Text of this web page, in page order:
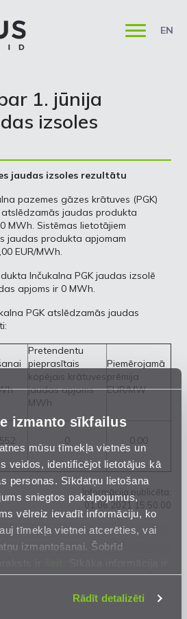
izmanto sīkfailus
mūsu tīmekļa vietnēs un
veidos, identificējot lietotājus kā
personas. Sīkdatņu lietošana
sniegtos pakalpojumus,
vēlreiz ievadīt informāciju, ko
tīmekļa vietnei atcerēties, vai
izmantošanai. Šobrīd
ir
.
Rādīt detalizēti
EN
1. jūnija
izsoles
jaudas izsoles rezultātu
pazemes gāzes krātuves (PGK)
jaudas produkta
MWh. Sistēmas lietotājiem
jaudas produkta apjomam
EUR/MWh.
Inčukalna PGK jaudas izsolē
apjoms ir 0 MWh.
PGK atslēdzamās jaudas
Pretendentu
pieprasītais
kopējais krātuves
jaudas apjoms
MWh
Piemērojamā
prēmija
EUR/MW
0 0,00
Informācija publicēta:
01.06.2021 15:50:00